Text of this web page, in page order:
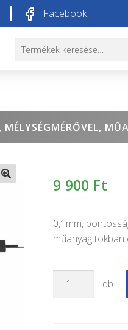
Facebook
Keresés
Keresés
9 900 Ft
0,1mm,
műanyag tokban
Digitális
db